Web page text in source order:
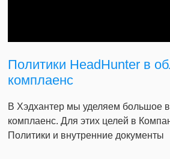
Политики HeadHunter в
комплаенс
В Хэдхантер мы уделяем большое
комплаенс. Для этих целей в
Политики и внутренние документы